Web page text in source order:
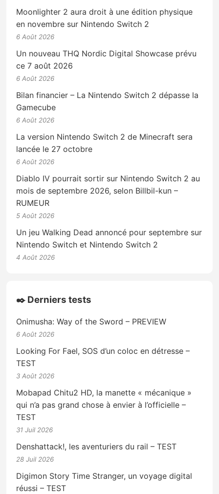
Moonlighter 2 aura droit à une édition physique
en novembre sur Nintendo Switch 2
6 Août 2026
Un nouveau THQ Nordic Digital Showcase prévu
ce 7 août 2026
6 Août 2026
Bilan financier – La Nintendo Switch 2 dépasse la
Gamecube
6 Août 2026
La version Nintendo Switch 2 de Minecraft sera
lancée le 27 octobre
6 Août 2026
Diablo IV pourrait sortir sur Nintendo Switch 2 au
mois de septembre 2026, selon Billbil-kun –
RUMEUR
5 Août 2026
Un jeu Walking Dead annoncé pour septembre sur
Nintendo Switch et Nintendo Switch 2
4 Août 2026
✒️ Derniers tests
Onimusha: Way of the Sword – PREVIEW
6 Août 2026
Looking For Fael, SOS d’un coloc en détresse –
TEST
3 Août 2026
Mobapad Chitu2 HD, la manette « mécanique »
qui n’a pas grand chose à envier à l’officielle –
TEST
31 Juil 2026
Denshattack!, les aventuriers du rail – TEST
28 Juil 2026
Digimon Story Time Stranger, un voyage digital
réussi – TEST